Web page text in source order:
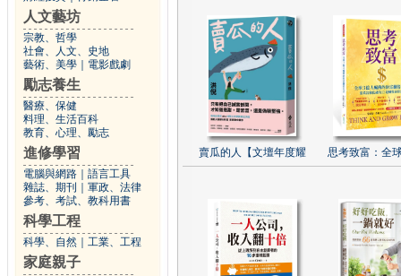
人文藝坊
宗教、哲學
社會、人文、史地
藝術、美學
電影戲劇
勵志養生
醫療、保健
料理、生活百科
教育、心理、勵志
進修學習
電腦與網路
語言工具
雜誌、期刊
軍政、法律
參考、考試、教科用書
科學工程
科學、自然 工業、工程
家庭親子
賣瓜的人【文壇年度耀 思考致富：全